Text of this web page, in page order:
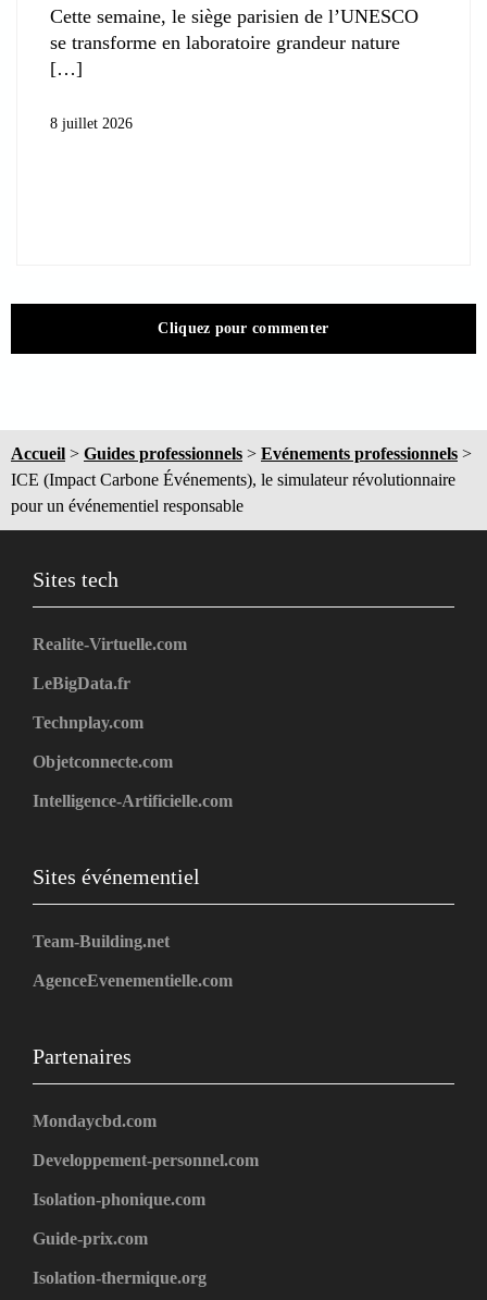
Cette semaine, le siège parisien de l’UNESCO
se transforme en laboratoire grandeur nature
8 juillet 2026
Cliquez pour commenter
Accueil > Guides professionnels > Evénements professionnels >
ICE (Impact Carbone Événements), le simulateur révolutionnaire
pour un événementiel responsable
Sites tech
Realite-Virtuelle.com
LeBigData.fr
Technplay.com
Objetconnecte.com
Intelligence-Artificielle.com
Sites événementiel
Team-Building.net
AgenceEvenementielle.com
Partenaires
Mondaycbd.com
Developpement-personnel.com
Isolation-phonique.com
Guide-prix.com
Isolation-thermique.org